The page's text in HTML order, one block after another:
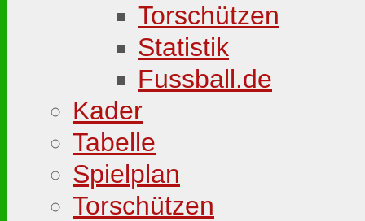
Torschützen
Statistik
Fussball.de
Kader
Tabelle
Spielplan
Torschützen